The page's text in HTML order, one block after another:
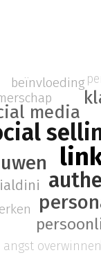
media
beïnvloeding
angst overwinnen